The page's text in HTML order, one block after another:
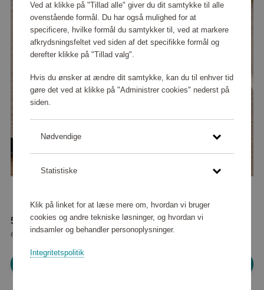
58 850 point
eller
535 kr
Ved at klikke på "Tillad alle" giver du dit samtykke til alle
ovenstående formål. Du har også mulighed for at
specificere, hvilke formål du samtykker til, ved at markere
afkrydsningsfeltet ved siden af det specifikke formål og
derefter klikke på "Tillad valg".
Hvis du ønsker at ændre dit samtykke, kan du til enhver tid
gøre det ved at klikke på "Administrer cookies" nederst på
siden.
Nødvendige
Statistiske
Klik på linket for at læse mere om, hvordan vi bruger
cookies og andre tekniske løsninger, og hvordan vi
indsamler og behandler personoplysninger.
Integritetspolitik